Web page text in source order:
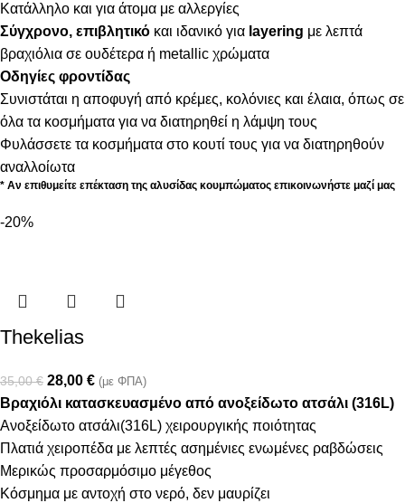
Κατάλληλο και για άτομα με αλλεργίες
Σύγχρονο, επιβλητικό και ιδανικό για layering με λεπτά
βραχιόλια σε ουδέτερα ή metallic χρώματα
Οδηγίες φροντίδας
Συνιστάται η αποφυγή από κρέμες, κολόνιες και έλαια, όπως σε
όλα τα κοσμήματα για να διατηρηθεί η λάμψη τους
Φυλάσσετε τα κοσμήματα στο κουτί τους για να διατηρηθούν
αναλλοίωτα
* Αν επιθυμείτε επέκταση της αλυσίδας κουμπώματος επικοινωνήστε μαζί μας
-20%
Thekelias
35,00€ 28,00 € (με ΦΠΑ)
Βραχιόλι κατασκευασμένο από ανοξείδωτο ατσάλι (316L)
Ανοξείδωτο ατσάλι(316L) χειρουργικής ποιότητας
Πλατιά χειροπέδα με λεπτές ασημένιες ενωμένες ραβδώσεις
Μερικώς προσαρμόσιμο μέγεθος
Κόσμημα με αντοχή στο νερό, δεν μαυρίζει